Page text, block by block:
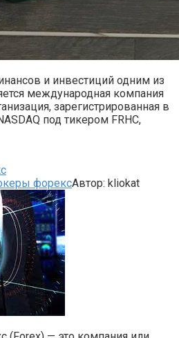
и инвестиций одним из
международная компания
зарегистрированная в
под тикером FRHC,
форексАвтор: kliokat